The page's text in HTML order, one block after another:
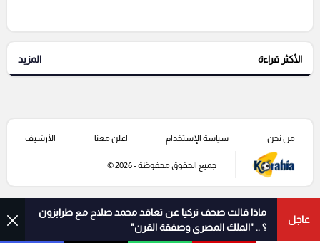
التعليقات السابقة
الأكثر قراءة المزيد
عاجل
ماذا قالت صحف تركيا عن تعاقد محمد صلاح مع طرابزون
؟ .. "الملك المصري وصفقة القرن"
من نحن سياسة الإستخدام اعلن معنا الأرشيف
جميع الحقوق محفوظة - 2026 ©